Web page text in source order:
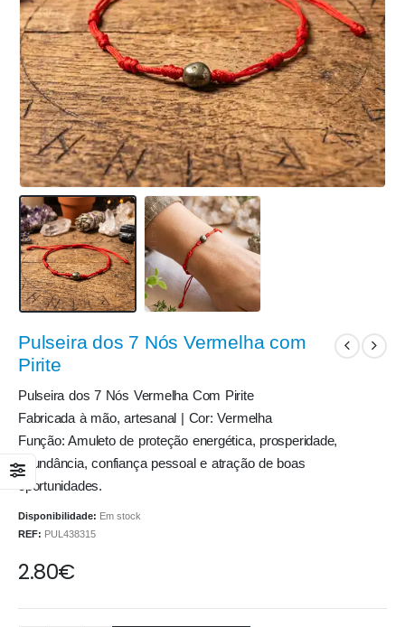
Pulseira dos 7 Nós Vermelha com
Pirite
Pulseira dos 7 Nós Vermelha Com Pirite
Fabricada à mão, artesanal | Cor: Vermelha
Função: Amuleto de proteção energética, prosperidade,
abundância, confiança pessoal e atração de boas
oportunidades.
Disponibilidade: Em stock
REF: PUL438315
2.80€